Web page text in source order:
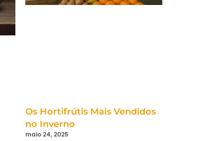
Os Hortifrútis Mais Vendidos
no Inverno
maio 24, 2025